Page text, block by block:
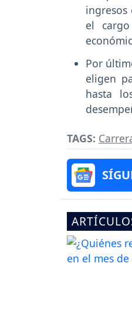
ingresos
el
Por
eligen
hasta
TAGS: